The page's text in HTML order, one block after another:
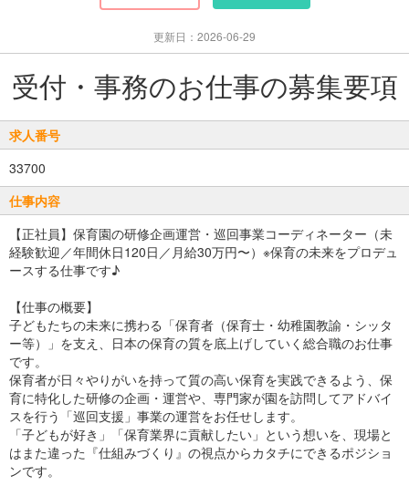
更新日：2026-06-29
受付・事務のお仕事の募集要項
求人番号
33700
仕事内容
【正社員】保育園の研修企画運営・巡回事業コーディネーター（未
経験歓迎／年間休日120日／月給30万円〜）※保育の未来をプロデュ
ースする仕事です♪
【仕事の概要】
子どもたちの未来に携わる「保育者（保育士・幼稚園教諭・シッタ
ー等）」を支え、日本の保育の質を底上げしていく総合職のお仕事
です。
保育者が日々やりがいを持って質の高い保育を実践できるよう、保
育に特化した研修の企画・運営や、専門家が園を訪問してアドバイ
スを行う「巡回支援」事業の運営をお任せします。
「子どもが好き」「保育業界に貢献したい」という想いを、現場と
はまた違った『仕組みづくり』の視点からカタチにできるポジショ
ンです。